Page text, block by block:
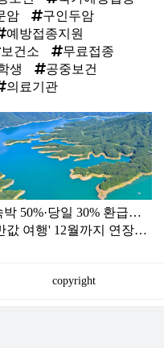
암
구인두암
예방접종지원
보건소
무료접종
생
공중보건
의료기관
박 50%·당일 30% 환급…
값 여행' 12월까지 연장하
copyright